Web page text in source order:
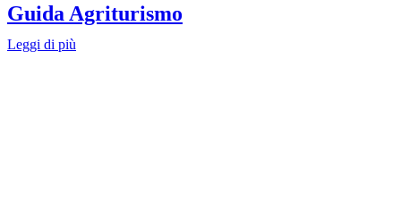
Guida Agriturismo
Leggi di più